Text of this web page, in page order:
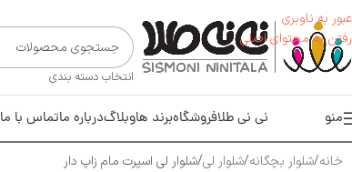
عبور به ناوبری
رفتن به محتوای اصلی
انتخاب دسته بندی
منو نی نی طلافروشگاهبرند هاوبلاگدرباره ماتماس با ما
خانه شلوار بچگانه شلوار لی شلوار لی اسپرت مام زاپ دار